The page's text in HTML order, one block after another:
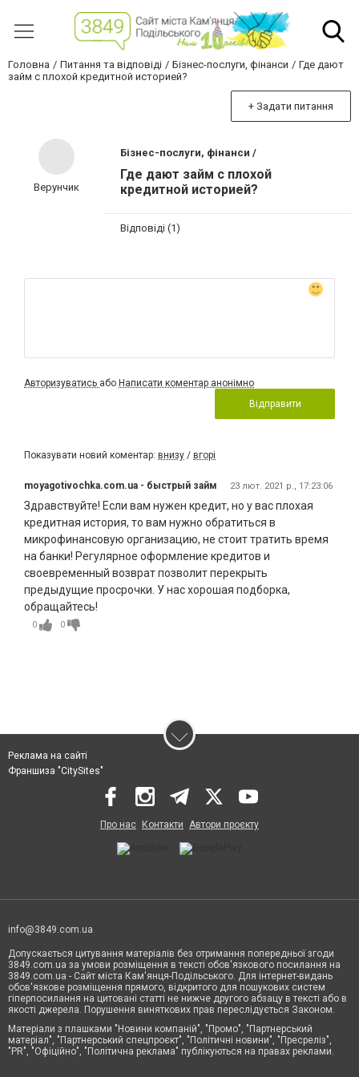
Головна Питання та відповіді Бізнес-послуги, фінанси
Где дают
займ с плохой кредитной историей?
+ Задати питання
Верунчик
Бізнес-послуги, фінанси /
Где дают займ с плохой
кредитной историей?
Відповіді (1)
Авторизуватись або Написати коментар анонімно
Відправити
Показувати новий коментар: внизу / вгорі
moyagotivochka.com.ua - быстрый займ 23 лют. 2021 р., 17:23:06
Здравствуйте! Если вам нужен кредит, но у вас плохая
кредитная история, то вам нужно обратиться в
микрофинансовую организацию, не стоит тратить время
на банки! Регулярное оформление кредитов и
своевременный возврат позволит перекрыть
предыдущие просрочки. У нас хорошая подборка,
обращайтесь!
0 0
Реклама на сайті
Франшиза "CitySites"
Про нас Контакти Автори проєкту
info@3849.com.ua
Допускається цитування матеріалів без отримання попередньої згоди
3849.com.ua за умови розміщення в тексті обов'язкового посилання на
3849.com.ua - Сайт міста Кам'янця-Подільського. Для інтернет-видань
обов'язкове розміщення прямого, відкритого для пошукових систем
гіперпосилання на цитовані статті не нижче другого абзацу в тексті або в
якості джерела. Порушення виняткових прав переслідується Законом.
Матеріали з плашками "Новини компаній", "Промо", "Партнерський
матеріал", "Партнерський спецпроєкт", "Політичні новини", "Пресреліз",
"PR", "Офіційно", "Політична реклама" публікуються на правах реклами.